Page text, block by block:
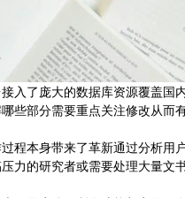
入了庞大的数据库资源覆盖
些部分需要重点关注修改从而
程本身带来了革新通过分析
力的研究者或需要处理大量文